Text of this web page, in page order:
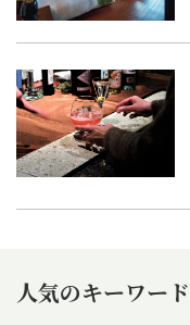
人気のキーワード